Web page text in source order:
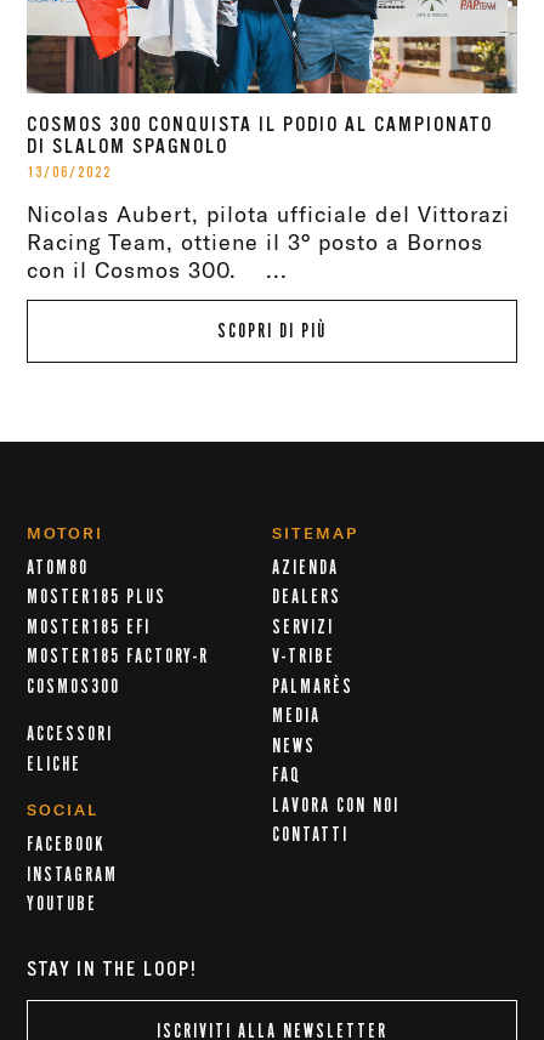
COSMOS 300 CONQUISTA IL PODIO AL CAMPIONATO
DI SLALOM SPAGNOLO
13/06/2022
Nicolas Aubert, pilota ufficiale del Vittorazi
Racing Team, ottiene il 3° posto a Bornos
con il Cosmos 300. ...
SCOPRI DI PIÙ
MOTORI
ATOM80
MOSTER185 PLUS
MOSTER185 EFI
MOSTER185 FACTORY-R
COSMOS300
ACCESSORI
ELICHE
SOCIAL
FACEBOOK
INSTAGRAM
YOUTUBE
SITEMAP
AZIENDA
DEALERS
SERVIZI
V-TRIBE
PALMARÈS
MEDIA
NEWS
FAQ
LAVORA CON NOI
CONTATTI
STAY IN THE LOOP!
ISCRIVITI ALLA NEWSLETTER